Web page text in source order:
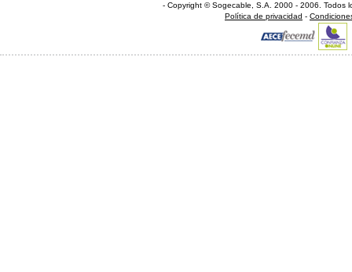
- Copyright © Sogecable, S.A
2000 - 2006. Todos
Política de privacidad -